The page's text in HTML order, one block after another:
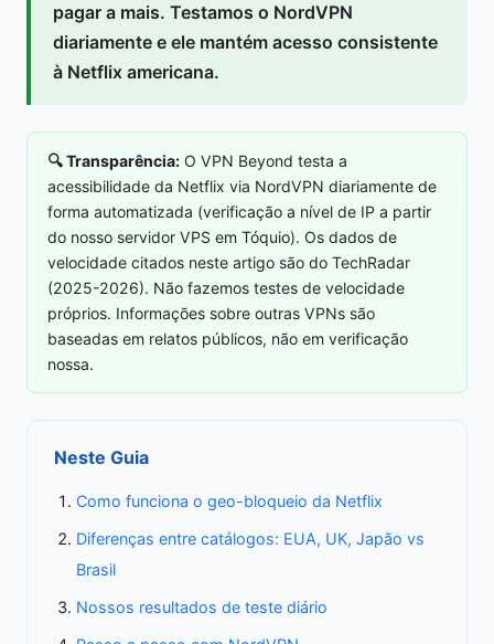
pagar a mais. Testamos o NordVPN
diariamente e ele mantém acesso consistente
à Netflix americana.
🔍 Transparência: O VPN Beyond testa a
acessibilidade da Netflix via NordVPN diariamente de
forma automatizada (verificação a nível de IP a partir
do nosso servidor VPS em Tóquio). Os dados de
velocidade citados neste artigo são do TechRadar
(2025-2026). Não fazemos testes de velocidade
próprios. Informações sobre outras VPNs são
baseadas em relatos públicos, não em verificação
nossa.
Neste Guia
Como funciona o geo-bloqueio da Netflix
Diferenças entre catálogos: EUA, UK, Japão vs
Brasil
Nossos resultados de teste diário